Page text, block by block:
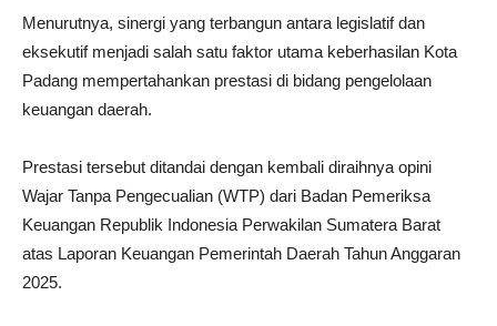
Menurutnya, sinergi yang terbangun antara legislatif dan
eksekutif menjadi salah satu faktor utama keberhasilan Kota
Padang mempertahankan prestasi di bidang pengelolaan
keuangan daerah.
Prestasi tersebut ditandai dengan kembali diraihnya opini
Wajar Tanpa Pengecualian (WTP) dari Badan Pemeriksa
Keuangan Republik Indonesia Perwakilan Sumatera Barat
atas Laporan Keuangan Pemerintah Daerah Tahun Anggaran
2025.